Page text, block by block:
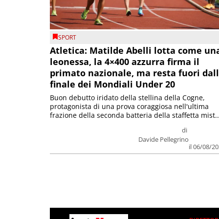
SPORT
Atletica: Matilde Abelli lotta come
leonessa, la 4×400 azzurra firma il
primato nazionale, ma resta fuori
finale dei Mondiali Under 20
di
Davide Pellegrino
il 06/08/
Buon debutto iridato della stellina della Cogne,
protagonista di una prova coraggiosa nell'ultima
frazione della seconda batteria della staffetta